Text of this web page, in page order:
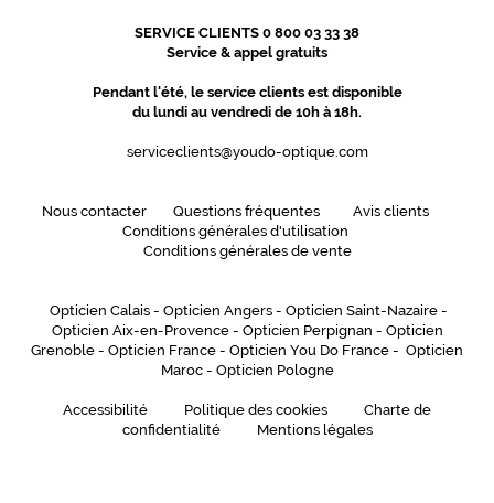
SERVICE CLIENTS 0 800 03 33 38
Service & appel gratuits
Pendant l'été, le service clients est disponible
du lundi au vendredi de 10h à 18h.
serviceclients@youdo-optique.com
Nous contacter Questions fréquentes
Avis clients
Conditions générales d'utilisation
Conditions générales de vente
Opticien Calais - Opticien Angers - Opticien Saint-Nazaire -
Opticien Aix-en-Provence- Opticien Perpignan - Opticien
Grenoble - Opticien France - Opticien You Do France - Opticien
Maroc- Opticien Pologne
Accessibilité Politique des cookies
Charte de
confidentialité
Mentions légales